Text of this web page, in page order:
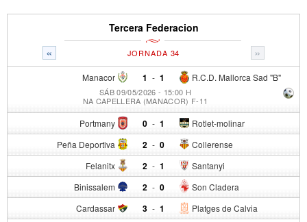
Tercera Federacion
« »
JORNADA 34
Manacor 1 - R.C.D. Mallorca Sad "B"
1
SÁB 09/05/2026 - 15:00 H
NA CAPELLERA (MANACOR) F-11
Portmany 0 - Rotlet-molinar
1
Peña Deportiva 2 - Collerense
0
Felanitx 2 - Santanyi
1
Binissalem 2 - Son Cladera
0
Cardassar 3 - Platges de Calvia
1